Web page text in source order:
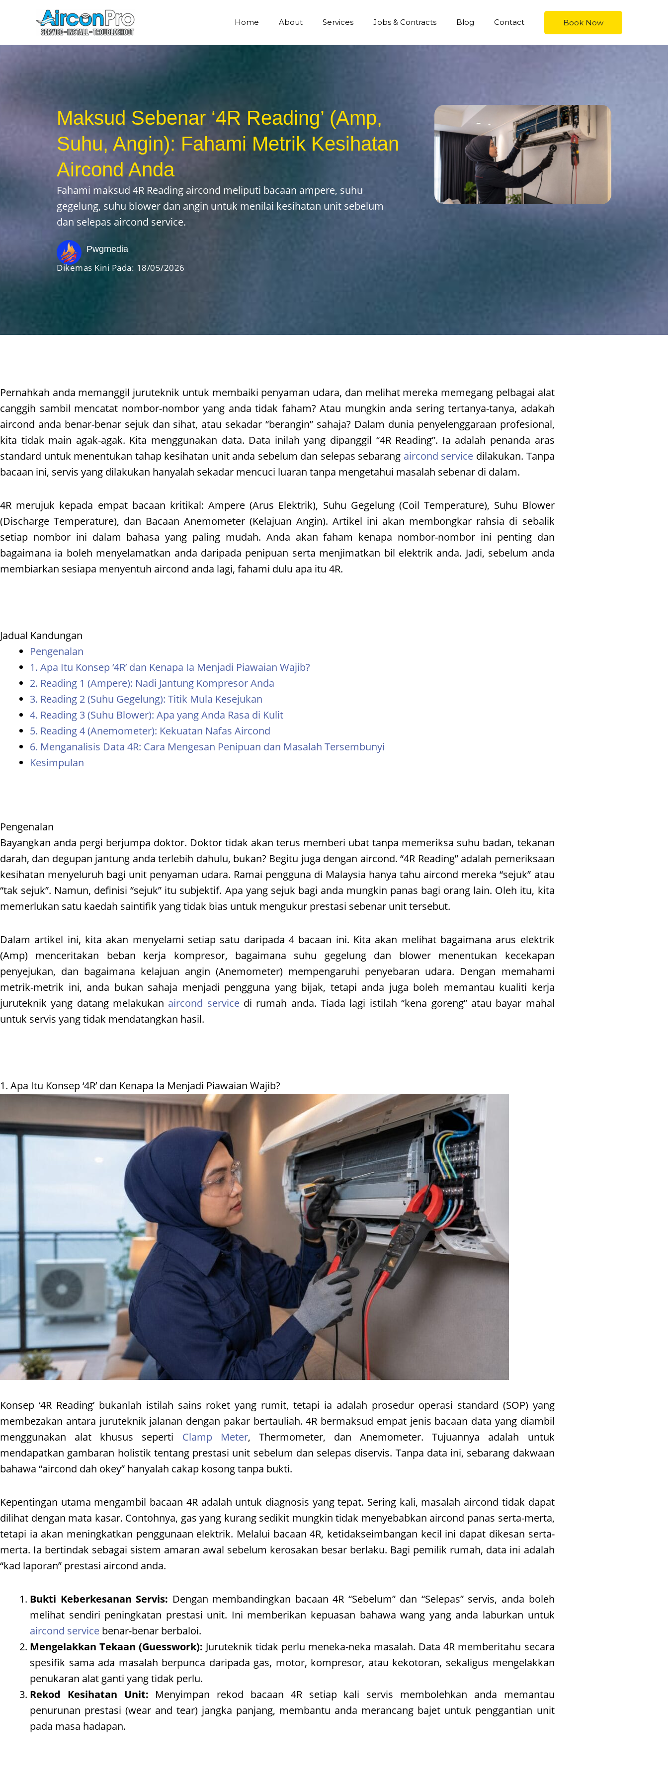
Home About Services Jobs & Contracts Blog Contact Book Now
Maksud Sebenar ‘4R Reading’ (Amp,
Suhu, Angin): Fahami Metrik Kesihatan
Aircond Anda
Fahami maksud 4R Reading aircond meliputi bacaan ampere, suhu
gegelung, suhu blower dan angin untuk menilai kesihatan unit sebelum
dan selepas aircond service.
Pwgmedia
Dikemas Kini Pada: 18/05/2026
Pernahkah anda memanggil juruteknik untuk membaiki penyaman udara, dan melihat mereka memegang pelbagai alat
canggih sambil mencatat nombor-nombor yang anda tidak faham? Atau mungkin anda sering tertanya-tanya, adakah
aircond anda benar-benar sejuk dan sihat, atau sekadar “berangin” sahaja? Dalam dunia penyelenggaraan profesional,
kita tidak main agak-agak. Kita menggunakan data. Data inilah yang dipanggil “4R Reading”. Ia adalah penanda aras
standard untuk menentukan tahap kesihatan unit anda sebelum dan selepas sebarang aircond service dilakukan. Tanpa
bacaan ini, servis yang dilakukan hanyalah sekadar mencuci luaran tanpa mengetahui masalah sebenar di dalam.
4R merujuk kepada empat bacaan kritikal: Ampere (Arus Elektrik), Suhu Gegelung (Coil Temperature), Suhu Blower
(Discharge Temperature), dan Bacaan Anemometer (Kelajuan Angin). Artikel ini akan membongkar rahsia di sebalik
setiap nombor ini dalam bahasa yang paling mudah. Anda akan faham kenapa nombor-nombor ini penting dan
bagaimana ia boleh menyelamatkan anda daripada penipuan serta menjimatkan bil elektrik anda. Jadi, sebelum anda
membiarkan sesiapa menyentuh aircond anda lagi, fahami dulu apa itu 4R.
Jadual Kandungan
Pengenalan
1. Apa Itu Konsep ‘4R’ dan Kenapa Ia Menjadi Piawaian Wajib?
2. Reading 1 (Ampere): Nadi Jantung Kompresor Anda
3. Reading 2 (Suhu Gegelung): Titik Mula Kesejukan
4. Reading 3 (Suhu Blower): Apa yang Anda Rasa di Kulit
5. Reading 4 (Anemometer): Kekuatan Nafas Aircond
6. Menganalisis Data 4R: Cara Mengesan Penipuan dan Masalah Tersembunyi
Kesimpulan
Pengenalan
Bayangkan anda pergi berjumpa doktor. Doktor tidak akan terus memberi ubat tanpa memeriksa suhu badan, tekanan
darah, dan degupan jantung anda terlebih dahulu, bukan? Begitu juga dengan aircond. “4R Reading” adalah pemeriksaan
kesihatan menyeluruh bagi unit penyaman udara. Ramai pengguna di Malaysia hanya tahu aircond mereka “sejuk” atau
“tak sejuk”. Namun, definisi “sejuk” itu subjektif. Apa yang sejuk bagi anda mungkin panas bagi orang lain. Oleh itu, kita
memerlukan satu kaedah saintifik yang tidak bias untuk mengukur prestasi sebenar unit tersebut.
Dalam artikel ini, kita akan menyelami setiap satu daripada 4 bacaan ini. Kita akan melihat bagaimana arus elektrik
(Amp) menceritakan beban kerja kompresor, bagaimana suhu gegelung dan blower menentukan kecekapan
penyejukan, dan bagaimana kelajuan angin (Anemometer) mempengaruhi penyebaran udara. Dengan memahami
metrik-metrik ini, anda bukan sahaja menjadi pengguna yang bijak, tetapi anda juga boleh memantau kualiti kerja
juruteknik yang datang melakukan aircond servicedi rumah anda. Tiada lagi istilah “kena goreng” atau bayar mahal
untuk servis yang tidak mendatangkan hasil.
1. Apa Itu Konsep ‘4R’ dan Kenapa Ia Menjadi Piawaian Wajib?
Konsep ‘4R Reading’ bukanlah istilah sains roket yang rumit, tetapi ia adalah prosedur operasi standard (SOP) yang
membezakan antara juruteknik jalanan dengan pakar bertauliah. 4R bermaksud empat jenis bacaan data yang diambil
menggunakan alat khusus seperti Clamp Meter, Thermometer, dan Anemometer. Tujuannya adalah untuk
mendapatkan gambaran holistik tentang prestasi unit sebelum dan selepas diservis. Tanpa data ini, sebarang dakwaan
bahawa “aircond dah okey” hanyalah cakap kosong tanpa bukti.
Kepentingan utama mengambil bacaan 4R adalah untuk diagnosis yang tepat. Sering kali, masalah aircond tidak dapat
dilihat dengan mata kasar. Contohnya, gas yang kurang sedikit mungkin tidak menyebabkan aircond panas serta-merta,
tetapi ia akan meningkatkan penggunaan elektrik. Melalui bacaan 4R, ketidakseimbangan kecil ini dapat dikesan serta-
merta. Ia bertindak sebagai sistem amaran awal sebelum kerosakan besar berlaku. Bagi pemilik rumah, data ini adalah
“kad laporan” prestasi aircond anda.
Bukti Keberkesanan Servis: Dengan membandingkan bacaan 4R “Sebelum” dan “Selepas” servis, anda boleh
melihat sendiri peningkatan prestasi unit. Ini memberikan kepuasan bahawa wang yang anda laburkan untuk
aircond service benar-benar berbaloi.
Mengelakkan Tekaan (Guesswork): Juruteknik tidak perlu meneka-neka masalah. Data 4R memberitahu secara
spesifik sama ada masalah berpunca daripada gas, motor, kompresor, atau kekotoran, sekaligus mengelakkan
penukaran alat ganti yang tidak perlu.
Rekod Kesihatan Unit: Menyimpan rekod bacaan 4R setiap kali servis membolehkan anda memantau
penurunan prestasi (wear and tear) jangka panjang, membantu anda merancang bajet untuk penggantian unit
pada masa hadapan.